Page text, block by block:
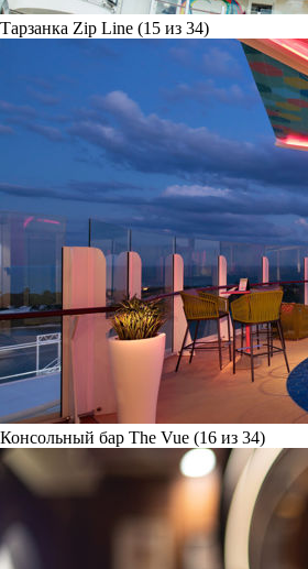
Тарзанка Zip Line (15 из 34)
Консольный бар The Vue (16 из 34)